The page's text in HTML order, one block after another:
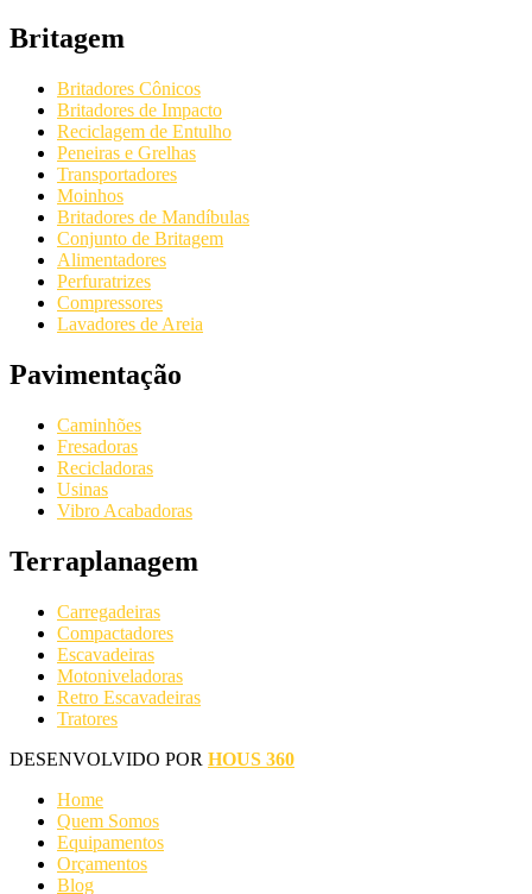
Britagem
Britadores Cônicos
Britadores de Impacto
Reciclagem de Entulho
Peneiras e Grelhas
Transportadores
Moinhos
Britadores de Mandíbulas
Conjunto de Britagem
Alimentadores
Perfuratrizes
Compressores
Lavadores de Areia
Pavimentação
Caminhões
Fresadoras
Recicladoras
Usinas
Vibro Acabadoras
Terraplanagem
Carregadeiras
Compactadores
Escavadeiras
Motoniveladoras
Retro Escavadeiras
Tratores
DESENVOLVIDO POR HOUS 360
Home
Quem Somos
Equipamentos
Orçamentos
Blog